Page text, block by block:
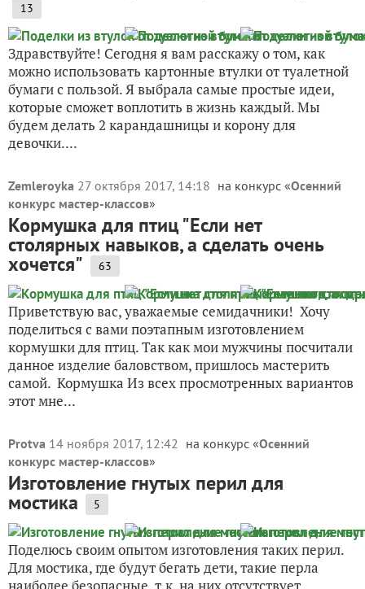
13
Здравствуйте! Сегодня я вам расскажу о том, как
можно использовать картонные втулки от туалетной
бумаги с пользой. Я выбрала самые простые идеи,
которые сможет воплотить в жизнь каждый. Мы
будем делать 2 карандашницы и корону для
девочки....
Zemleroyka 27 октября 2017, 14:18 на конкурс «Осенний
конкурс мастер-классов»
Кормушка для птиц "Если нет
столярных навыков, а сделать очень
хочется" 63
Приветствую вас, уважаемые семидачники! Хочу
поделиться с вами поэтапным изготовлением
кормушки для птиц. Так как мои мужчины посчитали
данное изделие баловством, пришлось мастерить
самой. Кормушка Из всех просмотренных вариантов
этот мне...
Protva 14 ноября 2017, 12:42 на конкурс «Осенний
конкурс мастер-классов»
Изготовление гнутых перил для
мостика 5
Поделюсь своим опытом изготовления таких перил.
Для мостика, где будут бегать дети, такие перла